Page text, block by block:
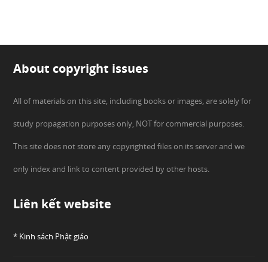
About copyright issues
All of materials on this site, including books or images, are solely for
study propagation purposes only, NOT for commercial purposes.
This site does not store any copyrighted files on its server and we
only index and link to content provided by other hosts.
Liên kết website
* Kinh sách Phật giáo